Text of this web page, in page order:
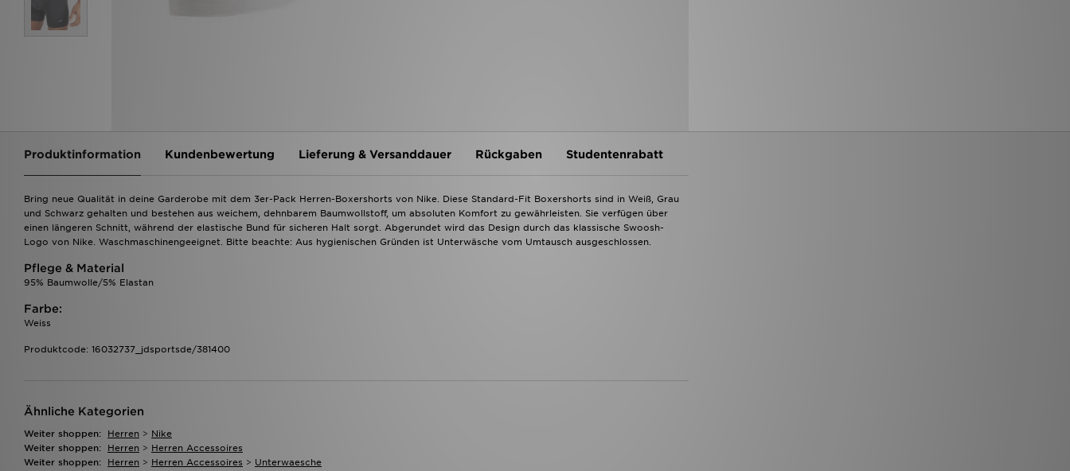
Produktinformation Kundenbewertung Lieferung & Versanddauer Rückgaben Studentenrabatt
Bring neue Qualität in deine Garderobe mit dem 3er-Pack Herren-Boxershorts von Nike. Diese Standard-Fit Boxershorts sind in Weiß, Grau
und Schwarz gehalten und bestehen aus weichem, dehnbarem Baumwollstoff, um absoluten Komfort zu gewährleisten. Sie verfügen über
einen längeren Schnitt, während der elastische Bund für sicheren Halt sorgt. Abgerundet wird das Design durch das klassische Swoosh-
Logo von Nike. Waschmaschinengeeignet. Bitte beachte: Aus hygienischen Gründen ist Unterwäsche vom Umtausch ausgeschlossen.
Pflege & Material
95% Baumwolle/5% Elastan
Farbe:
Weiss
Produktcode: 16032737_jdsportsde/381400
Ähnliche Kategorien
Weiter shoppen: Herren > Nike
Weiter shoppen:
Herren > Herren Accessoires
Weiter shoppen:
Herren > Herren Accessoires > Unterwaesche